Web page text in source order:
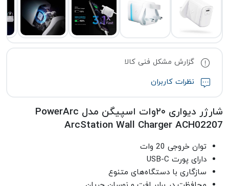
گزارش مشکل فنی کالا
نظرات کاربران
شارژر دیواری ۲۰وات اسپیگن مدل PowerArc
ArcStation Wall Charger ACH02207
توان خروجی 20 وات
دارای پورت USB-C
سازگاری با دستگاه‌های متنوع